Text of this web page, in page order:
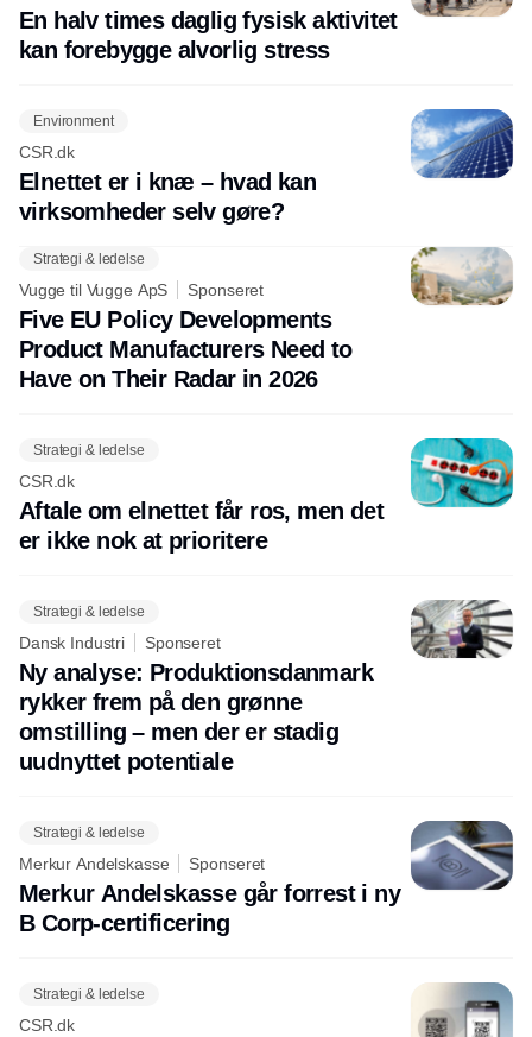
En halv times daglig fysisk aktivitet
kan forebygge alvorlig stress
Environment
CSR.dk
Elnettet er i knæ – hvad kan
virksomheder selv gøre?
Strategi & ledelse
Vugge til Vugge ApS Sponseret
Five EU Policy Developments
Product Manufacturers Need to
Have on Their Radar in 2026
Strategi & ledelse
CSR.dk
Aftale om elnettet får ros, men det
er ikke nok at prioritere
Strategi & ledelse
Dansk Industri Sponseret
Ny analyse: Produktionsdanmark
rykker frem på den grønne
omstilling – men der er stadig
uudnyttet potentiale
Strategi & ledelse
Merkur Andelskasse Sponseret
Merkur Andelskasse går forrest i ny
B Corp-certificering
Strategi & ledelse
CSR.dk